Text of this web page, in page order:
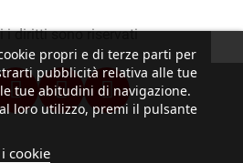
i diritti sono riservati
propri e di terze parti per
pubblicità relativa alle tue
tue abitudini di navigazione.
loro utilizzo, premi il pulsante
cookie